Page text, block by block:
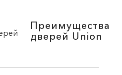
Преимущества
дверей Union